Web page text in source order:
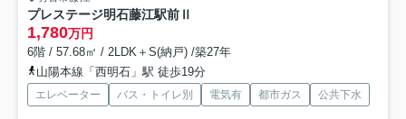
プレステージ明石藤江駅前Ⅱ
1,780万円
6階 / 57.68㎡ / 2LDK＋S(納戸) /築27年
山陽本線「西明石」駅 徒歩19分
エレベーター バス・トイレ別 電気有 都市ガス 公共下水